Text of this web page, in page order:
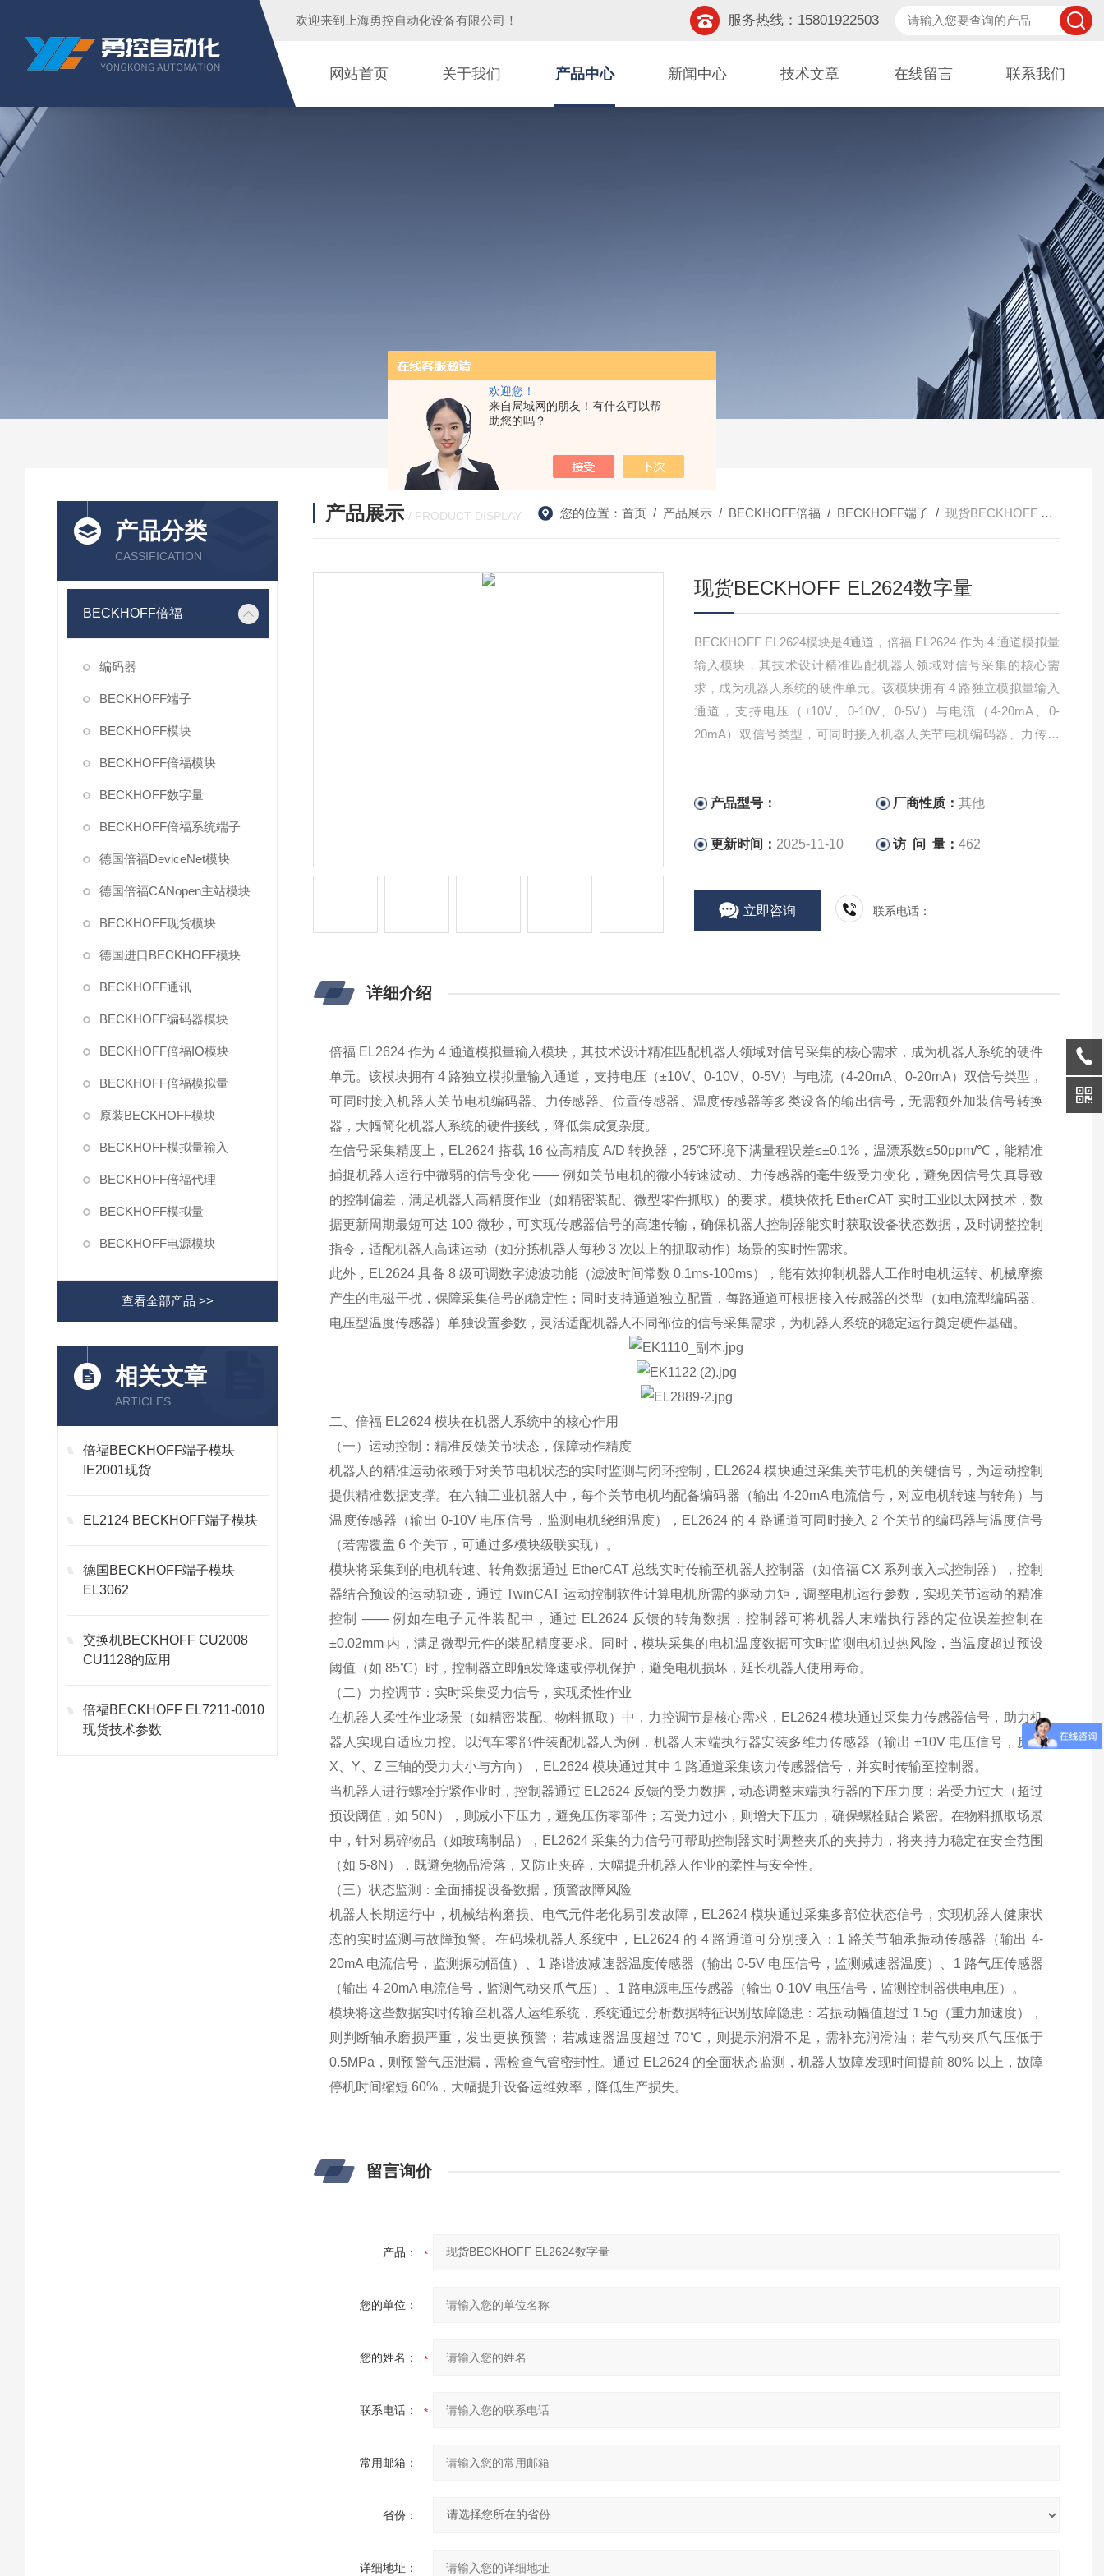
欢迎您！
来自局域网的朋友！有什么可以帮
助您的吗？
欢迎来到 上海勇控自动化设备有限公司 ！ 服务热线：15801922503
网站首页 关于我们 产品中心 新闻中心 技术文章 在线留言 联系我们
产品分类
CASSIFICATION
BECKHOFF倍福
编码器
BECKHOFF端子
BECKHOFF模块
BECKHOFF倍福模块
BECKHOFF数字量
BECKHOFF倍福系统端子
德国倍福DeviceNet模块
德国倍福CANopen主站模块
BECKHOFF现货模块
德国进口BECKHOFF模块
BECKHOFF通讯
BECKHOFF编码器模块
BECKHOFF倍福IO模块
BECKHOFF倍福模拟量
原装BECKHOFF模块
BECKHOFF模拟量输入
BECKHOFF倍福代理
BECKHOFF模拟量
BECKHOFF电源模块
查看全部产品 >>
相关文章
ARTICLES
倍福BECKHOFF端子模块
IE2001现货
EL2124 BECKHOFF端子模块
德国BECKHOFF端子模块
EL3062
交换机BECKHOFF CU2008
CU1128的应用
倍福BECKHOFF EL7211-0010
现货技术参数
产品展示 / PRODUCT DISPLAY 您的位置： 首页/ 产品展示/ BECKHOFF倍福 / BECKHOFF端子/ 现货BECKHOFF EL2624数字量
现货BECKHOFF EL2624数字量
BECKHOFF EL2624模块是4通道，倍福 EL2624 作为 4 通道模拟量
输入模块，其技术设计精准匹配机器人领域对信号采集的核心需
求，成为机器人系统的硬件单元。该模块拥有 4 路独立模拟量输入
通道，支持电压（±10V、0-10V、0-5V）与电流（4-20mA、0-
20mA）双信号类型，可同时接入机器人关节电机编码器、力传感
产品型号： 厂商性质：其他
更新时间： 2025-11-10 访 问 量：462
立即咨询 联系电话：
详细介绍
倍福 EL2624 作为 4 通道模拟量输入模块，其技术设计精准匹配机器人领域对信号采集的核心需求，成为机器人系统的硬件
单元。该模块拥有 4 路独立模拟量输入通道，支持电压（±10V、0-10V、0-5V）与电流（4-20mA、0-20mA）双信号类型，
可同时接入机器人关节电机编码器、力传感器、位置传感器、温度传感器等多类设备的输出信号，无需额外加装信号转换
器，大幅简化机器人系统的硬件接线，降低集成复杂度。
在信号采集精度上，EL2624 搭载 16 位高精度 A/D 转换器，25℃环境下满量程误差≤±0.1%，温漂系数≤50ppm/℃，能精准
捕捉机器人运行中微弱的信号变化 —— 例如关节电机的微小转速波动、力传感器的毫牛级受力变化，避免因信号失真导致
的控制偏差，满足机器人高精度作业（如精密装配、微型零件抓取）的要求。模块依托 EtherCAT 实时工业以太网技术，数
据更新周期最短可达 100 微秒，可实现传感器信号的高速传输，确保机器人控制器能实时获取设备状态数据，及时调整控制
指令，适配机器人高速运动（如分拣机器人每秒 3 次以上的抓取动作）场景的实时性需求。
此外，EL2624 具备 8 级可调数字滤波功能（滤波时间常数 0.1ms-100ms），能有效抑制机器人工作时电机运转、机械摩擦
产生的电磁干扰，保障采集信号的稳定性；同时支持通道独立配置，每路通道可根据接入传感器的类型（如电流型编码器、
电压型温度传感器）单独设置参数，灵活适配机器人不同部位的信号采集需求，为机器人系统的稳定运行奠定硬件基础。
二、倍福 EL2624 模块在机器人系统中的核心作用
（一）运动控制：精准反馈关节状态，保障动作精度
机器人的精准运动依赖于对关节电机状态的实时监测与闭环控制，EL2624 模块通过采集关节电机的关键信号，为运动控制
提供精准数据支撑。在六轴工业机器人中，每个关节电机均配备编码器（输出 4-20mA 电流信号，对应电机转速与转角）与
温度传感器（输出 0-10V 电压信号，监测电机绕组温度），EL2624 的 4 路通道可同时接入 2 个关节的编码器与温度信号
（若需覆盖 6 个关节，可通过多模块级联实现）。
模块将采集到的电机转速、转角数据通过 EtherCAT 总线实时传输至机器人控制器（如倍福 CX 系列嵌入式控制器），控制
器结合预设的运动轨迹，通过 TwinCAT 运动控制软件计算电机所需的驱动力矩，调整电机运行参数，实现关节运动的精准
控制 —— 例如在电子元件装配中，通过 EL2624 反馈的转角数据，控制器可将机器人末端执行器的定位误差控制在
±0.02mm 内，满足微型元件的装配精度要求。同时，模块采集的电机温度数据可实时监测电机过热风险，当温度超过预设
阈值（如 85℃）时，控制器立即触发降速或停机保护，避免电机损坏，延长机器人使用寿命。
（二）力控调节：实时采集受力信号，实现柔性作业
在机器人柔性作业场景（如精密装配、物料抓取）中，力控调节是核心需求，EL2624 模块通过采集力传感器信号，助力机
器人实现自适应力控。以汽车零部件装配机器人为例，机器人末端执行器安装多维力传感器（输出 ±10V 电压信号，反馈
X、Y、Z 三轴的受力大小与方向），EL2624 模块通过其中 1 路通道采集该力传感器信号，并实时传输至控制器。
当机器人进行螺栓拧紧作业时，控制器通过 EL2624 反馈的受力数据，动态调整末端执行器的下压力度：若受力过大（超过
预设阈值，如 50N），则减小下压力，避免压伤零部件；若受力过小，则增大下压力，确保螺栓贴合紧密。在物料抓取场景
中，针对易碎物品（如玻璃制品），EL2624 采集的力信号可帮助控制器实时调整夹爪的夹持力，将夹持力稳定在安全范围
（如 5-8N），既避免物品滑落，又防止夹碎，大幅提升机器人作业的柔性与安全性。
（三）状态监测：全面捕捉设备数据，预警故障风险
机器人长期运行中，机械结构磨损、电气元件老化易引发故障，EL2624 模块通过采集多部位状态信号，实现机器人健康状
态的实时监测与故障预警。在码垛机器人系统中，EL2624 的 4 路通道可分别接入：1 路关节轴承振动传感器（输出 4-
20mA 电流信号，监测振动幅值）、1 路谐波减速器温度传感器（输出 0-5V 电压信号，监测减速器温度）、1 路气压传感器
（输出 4-20mA 电流信号，监测气动夹爪气压）、1 路电源电压传感器（输出 0-10V 电压信号，监测控制器供电电压）。
模块将这些数据实时传输至机器人运维系统，系统通过分析数据特征识别故障隐患：若振动幅值超过 1.5g（重力加速度），
则判断轴承磨损严重，发出更换预警；若减速器温度超过 70℃，则提示润滑不足，需补充润滑油；若气动夹爪气压低于
0.5MPa，则预警气压泄漏，需检查气管密封性。通过 EL2624 的全面状态监测，机器人故障发现时间提前 80% 以上，故障
停机时间缩短 60%，大幅提升设备运维效率，降低生产损失。
留言询价
产品：
您的单位：
您的姓名：
联系电话：
常用邮箱：
省份：
详细地址：